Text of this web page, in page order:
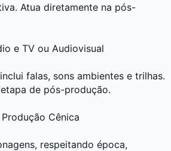
Atua diretamente na pós-
e TV ou Audiovisual
falas, sons ambientes e trilhas.
de pós-produção.
Cênica
respeitando época,